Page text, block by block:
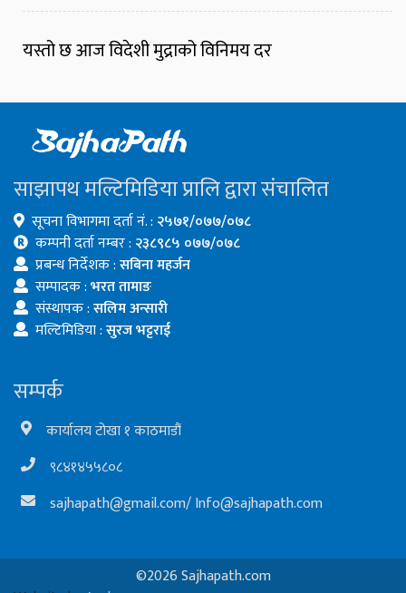
यस्तो छ आज विदेशी मुद्राको विनिमय दर
साझापथ मल्टिमिडिया प्रालि द्वारा संचालित
सूचना विभागमा दर्ता नं. : २५७१/०७७/०७८
कम्पनी दर्ता नम्बर : २३८९८५ ०७७/०७८
प्रबन्ध निर्देशक :सबिना महर्जन
सम्पादक :भरत तामाङ
संस्थापक :सलिम अन्सारी
मल्टिमिडिया :सुरज भट्टराई
सम्पर्क
कार्यालय टोखा १ काठमाडौं
९८४१४५५८०८
sajhapath@gmail.com/Info@sajhapath.com
©2026 Sajhapath.com